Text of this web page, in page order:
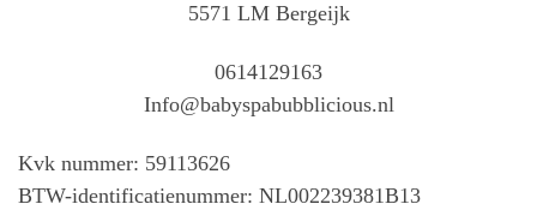
5571 LM Bergeijk
0614129163
Info@babyspabubblicious.nl
Kvk nummer: 59113626
BTW-identificatienummer: NL002239381B13